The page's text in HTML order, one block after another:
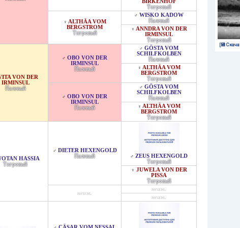
BIRKENHOF
Тигровый
♀ ALTHÄA VOM
BERGSTROM
Тигровый
♂ WISKO KADOW
Палевый
♀ ANNDRA VON DER
IRMINSUL
Тигровый
VON DER
IRMINSUL
Палевый
♂ OBO VON DER
IRMINSUL
Палевый
♂ GÖSTA VOM
SCHILFKOLBEN
Палевый
♀ ALTHÄA VOM
BERGSTROM
Тигровый
♂ OBO VON DER
IRMINSUL
Палевый
♂ GÖSTA VOM
SCHILFKOLBEN
Палевый
♀ ALTHÄA VOM
BERGSTROM
Тигровый
HASSIA
Тигровый
♂ DIETER HEXENGOLD
Палевый
♂ ZEUS HEXENGOLD
Тигровый
♀ JUWELA VON DER
PISSA
Тигровый
неизв.
неизв.
неизв.
[💾